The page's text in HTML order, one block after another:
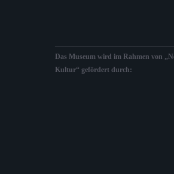
Das Museum wird im Rahmen von
Kultur“ gefördert durch: